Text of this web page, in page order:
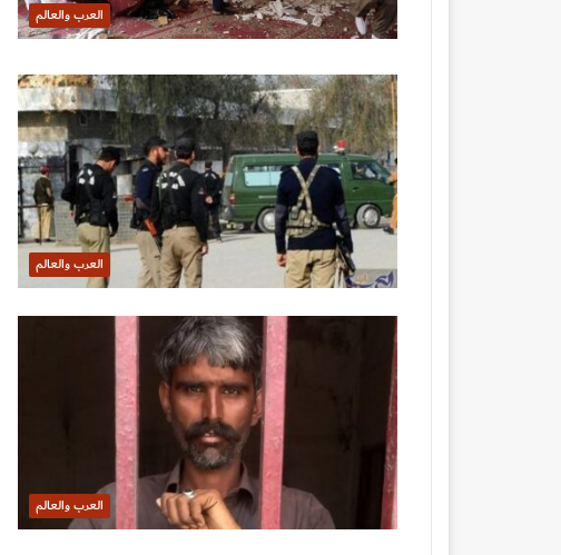
العرب والعالم
العرب والعالم
العرب والعالم